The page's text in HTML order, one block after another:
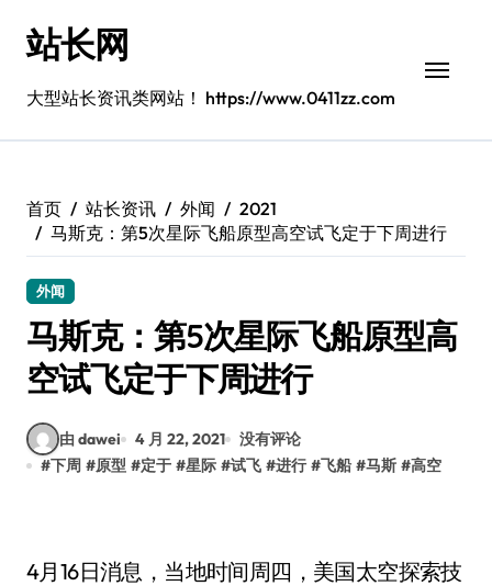
站长网
大型站长资讯类网站！ https://www.0411zz.com
首页 站长资讯 外闻
2021
马斯克：第5次星际飞船原型高空试飞定于下周进行
外闻
马斯克：第5次星际飞船原型高
空试飞定于下周进行
由 dawei 4 月 22, 2021
没有评论
#下周 #原型 #定于 #星际 #试飞 #进行 #飞船 #马斯 #高空
4月16日消息，当地时间周四，美国太空探索技